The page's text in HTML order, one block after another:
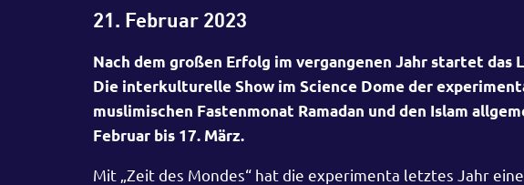
21. Februar 2023
Nach dem großen Erfolg im vergangenen Jahr startet das
Die interkulturelle Show im Science Dome der
muslimischen Fastenmonat Ramadan und den Islam
Februar bis 17. März.
Mit „Zeit des Mondes“ hat die experimenta letztes Jahr